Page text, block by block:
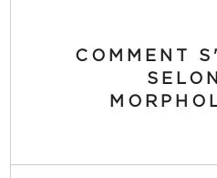
COMMENT